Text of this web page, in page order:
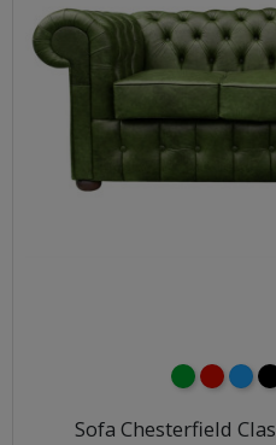
zielony
Sofa Chesterfield